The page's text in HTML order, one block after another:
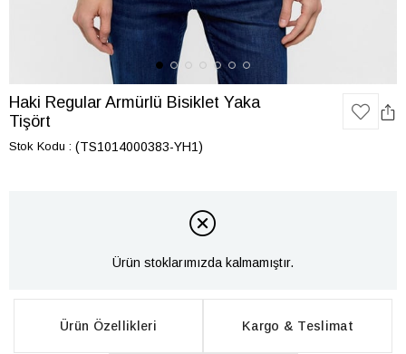
Haki Regular Armürlü Bisiklet Yaka
Tişört
Stok Kodu (TS1014000383-YH1)
Ürün stoklarımızda kalmamıştır.
Ürün Özellikleri Kargo & Teslimat